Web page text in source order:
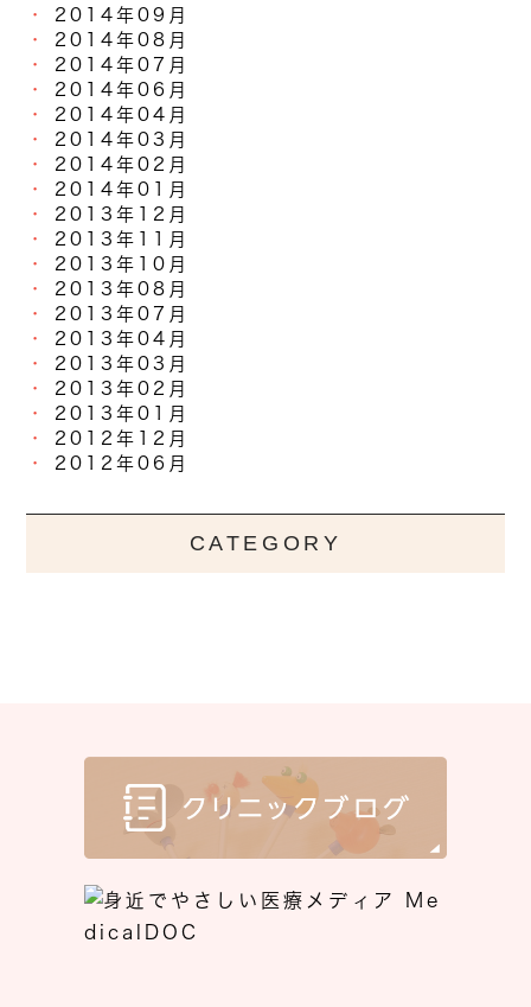
2014年09月
2014年08月
2014年07月
2014年06月
2014年04月
2014年03月
2014年02月
2014年01月
2013年12月
2013年11月
2013年10月
2013年08月
2013年07月
2013年04月
2013年03月
2013年02月
2013年01月
2012年12月
2012年06月
CATEGORY